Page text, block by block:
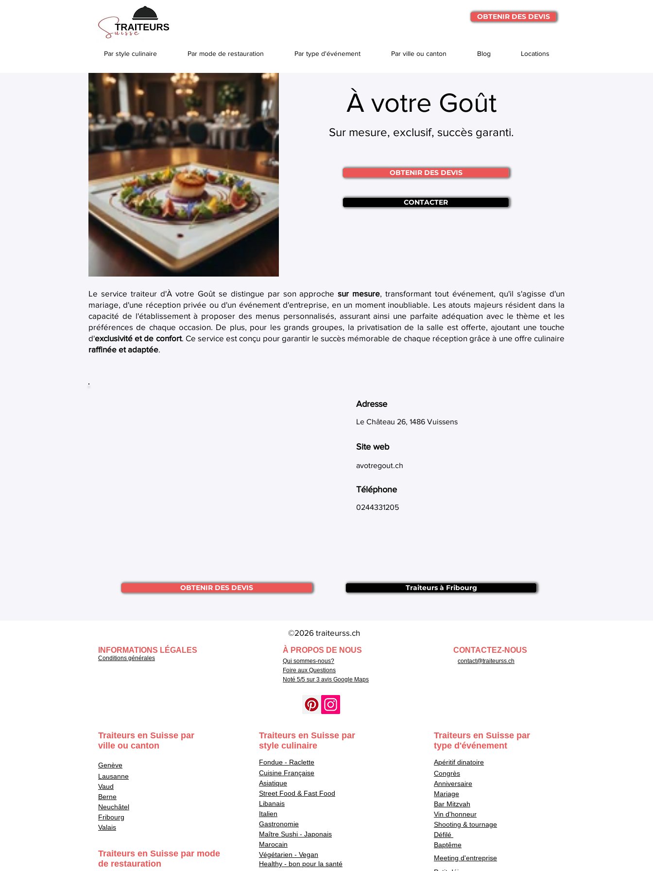
OBTENIR DES DEVIS
Par style culinaire Par mode de restauration Par type d'événement Par ville ou canton Blog Locations
À votre Goût
Sur mesure, exclusif, succès garanti.
OBTENIR DES DEVIS
CONTACTER
Le service traiteur d'À votre Goût se distingue par son approchesur mesure, transformant tout événement, qu'il s'agisse d'un
mariage, d'une réception privée ou d'un événement d'entreprise, en un moment inoubliable. Les atouts majeurs résident dans la
capacité de l'établissement à proposer des menus personnalisés, assurant ainsi une parfaite adéquation avec le thème et les
préférences de chaque occasion. De plus, pour les grands groupes, la privatisation de la salle est offerte, ajoutant une touche
d'exclusivité et de confort. Ce service est conçu pour garantir le succès mémorable de chaque réception grâce à une offre culinaire
raffinée et adaptée.
Adresse
Le Château 26, 1486 Vuissens
Site web
avotregout.ch
Téléphone
0244331205
OBTENIR DES DEVIS Traiteurs à Fribourg
©2026 traiteurss.ch
INFORMATIONS LÉGALES
Conditions générales
À PROPOS DE NOUS
Qui sommes-nous?
CONTACTEZ-NOUS
contact@traiteurss.ch
Foire aux Questions
Noté 5/5 sur 3 avis Google Maps
Traiteurs en Suisse par
ville ou canton
Genève
Lausanne
Vaud
Berne
Neuchâtel
Fribourg
Valais
Traiteurs en Suisse par
style culinaire
Fondue - Raclette
Cuisine Française
Asiatique
Street Food & Fast Food
Libanais
Italien
Gastronomie
Maître Sushi - Japonais
Marocain
Traiteurs en Suisse par mode
de restauration
Végétarien - Vegan
Healthy - bon pour la santé
Traiteurs en Suisse par
type d'événement
Apéritif dinatoire
Congrès
Anniversaire
Mariage
Bar Mitzvah
Vin d'honneur
Shooting & tournage
Défilé
Baptême
Meeting d'entreprise